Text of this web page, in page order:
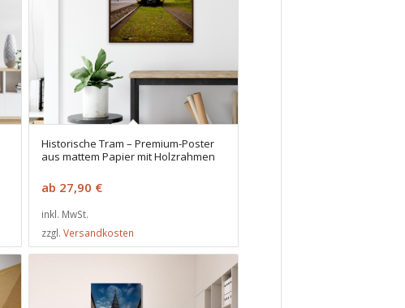
Historische Tram – Premium-Poster
aus mattem Papier mit Holzrahmen
ab 27,90 €
inkl. MwSt.
zzgl. Versandkosten